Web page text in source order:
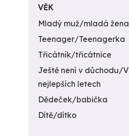
VĚK
Mladý muž/mladá žena
Teenager/Teenagerka
Třicátník/třicátnice
Ještě není v důchodu/V
nejlepších letech
Dědeček/babička
Dítě/dítko